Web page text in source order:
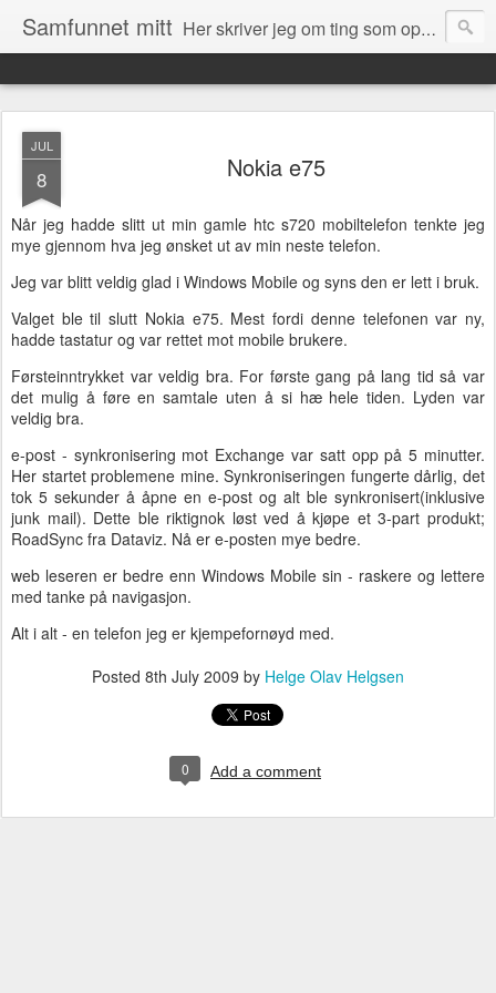
Samfunnet mitt Her skriver jeg om ting som opptar meg og ting som skjer rundt meg i samfunnet.
JUL
8 Nokia e75
Når jeg hadde slitt ut min gamle htc s720 mobiltelefon tenkte jeg
mye gjennom hva jeg ønsket ut av min neste telefon.
Jeg var blitt veldig glad i Windows Mobile og syns den er lett i bruk.
Valget ble til slutt Nokia e75. Mest fordi denne telefonen var ny,
hadde tastatur og var rettet mot mobile brukere.
Førsteinntrykket var veldig bra. For første gang på lang tid så var
det mulig å føre en samtale uten å si hæ hele tiden. Lyden var
veldig bra.
e-post - synkronisering mot Exchange var satt opp på 5 minutter.
Her startet problemene mine. Synkroniseringen fungerte dårlig, det
tok 5 sekunder å åpne en e-post og alt ble synkronisert(inklusive
junk mail). Dette ble riktignok løst ved å kjøpe et 3-part produkt;
RoadSync fra Dataviz. Nå er e-posten mye bedre.
web leseren er bedre enn Windows Mobile sin - raskere og lettere
med tanke på navigasjon.
Alt i alt - en telefon jeg er kjempefornøyd med.
Posted 8th July 2009 by Helge Olav Helgsen
0 Add a comment